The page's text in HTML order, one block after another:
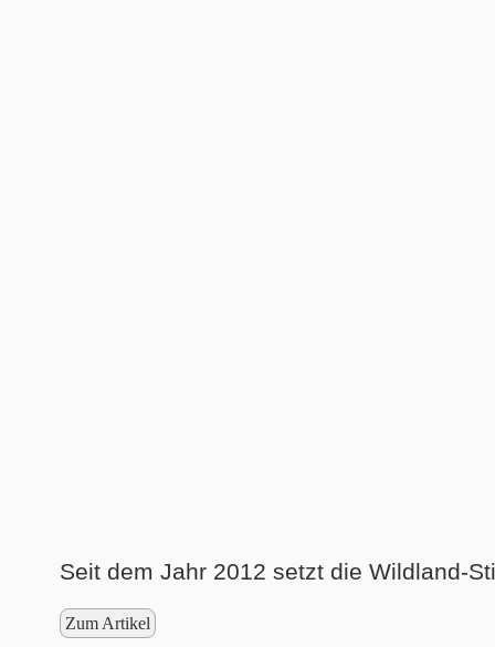
Seit dem Jahr 2012 setzt die Wildland-
Zum Artikel